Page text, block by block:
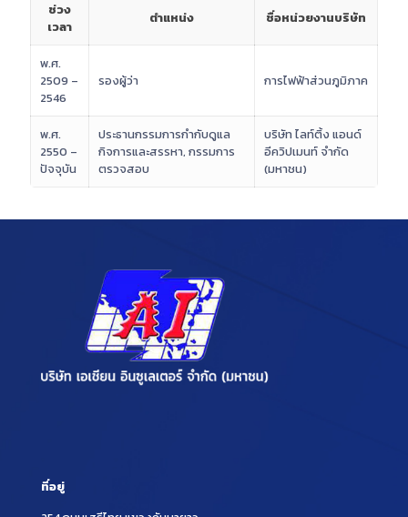
ช่วง
เวลา
ตำแหน่ง ชื่อหน่วยงานบริษัท
พ.ศ.
2509 –
2546
รองผู้ว่า การไฟฟ้าส่วนภูมิภาค
พ.ศ.
2550 –
ปัจจุบัน
ประธานกรรมการกำกับดูแล
กิจการและสรรหา, กรรมการ
ตรวจสอบ
บริษัท ไลท์ติ้ง แอนด์
อีควิปเมนท์ จำกัด
(มหาชน)
ที่อยู่